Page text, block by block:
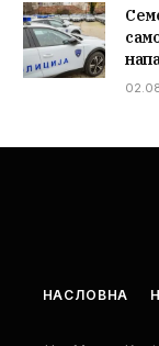
НАСЛОВНА